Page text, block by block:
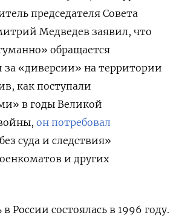
председателя Совета
Медведев заявил, что
обращается
«диверсии» на территории
как поступали
в годы Великой
он потребовал
суда и следствия»
и других
России состоялась в 1996 году.